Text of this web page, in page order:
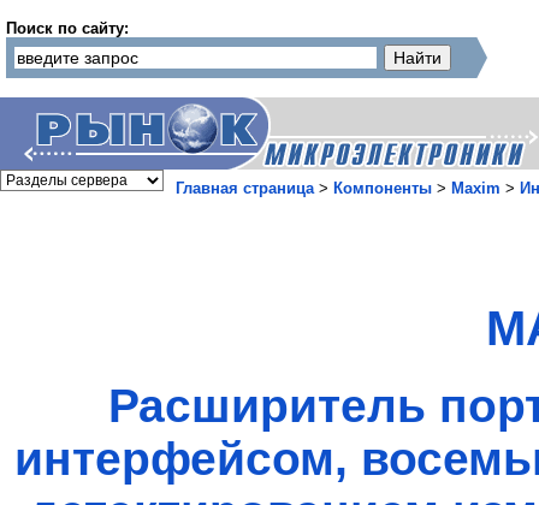
Поиск по сайту:
Главная страница> Компоненты > Maxim >
Расширитель
интерфейсом,